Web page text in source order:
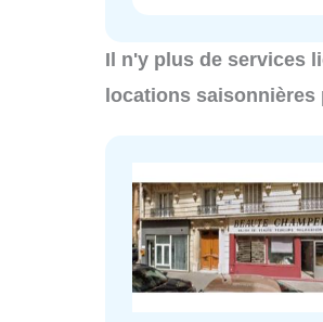
Il n'y plus de services
locations